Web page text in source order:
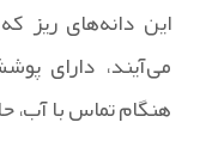
می‌آیند، دارای
هنگام تماس با آب،